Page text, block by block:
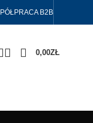
B2B
0,00ZŁ